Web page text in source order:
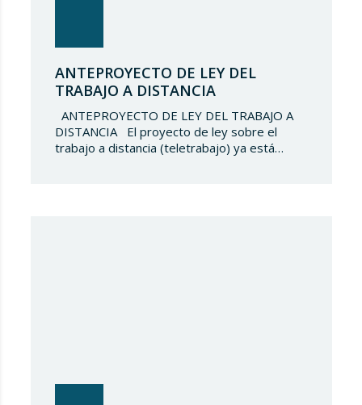
ANTEPROYECTO DE LEY DEL
TRABAJO A DISTANCIA
ANTEPROYECTO DE LEY DEL TRABAJO A
DISTANCIA El proyecto de ley sobre el
trabajo a distancia (teletrabajo) ya está